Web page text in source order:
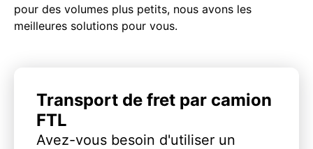
pour des volumes plus petits, nous avons les
meilleures solutions pour vous.
Transport de fret par camion
FTL
Avez-vous besoin d'utiliser un